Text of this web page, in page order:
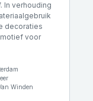
In verhouding
decoraties
voor
Winden